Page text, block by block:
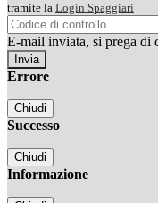
tramite la Login Spaggiari
E-mail inviata, si prega di
Errore
Chiudi
Successo
Chiudi
Informazione